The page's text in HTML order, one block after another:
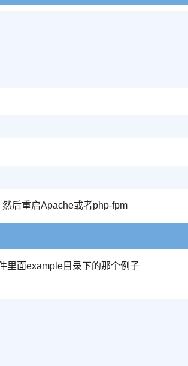
后重启Apache或者php-fpm
里面example目录下的那个例子